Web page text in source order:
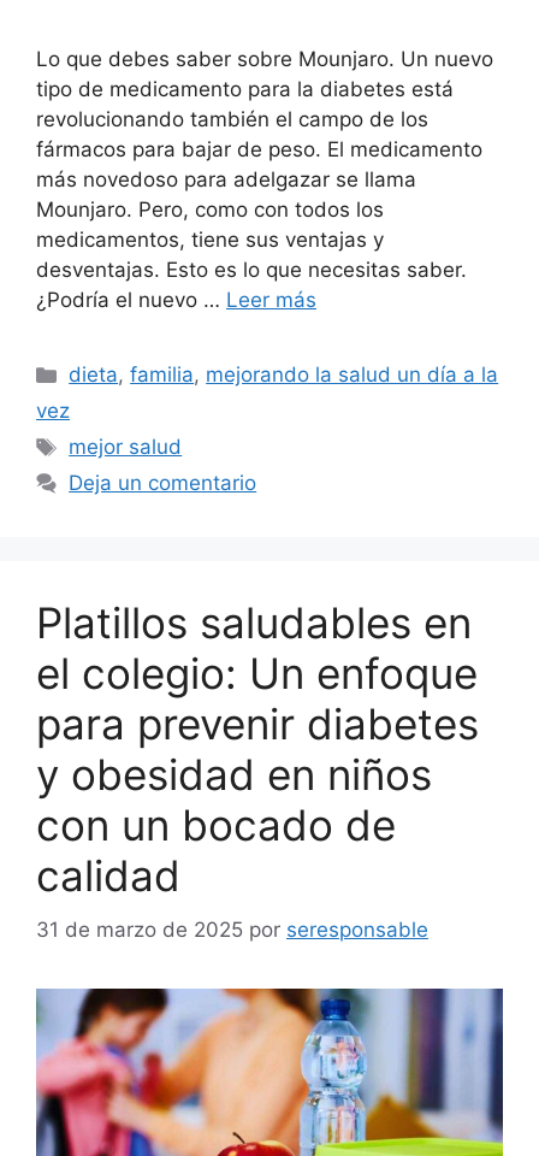
Lo que debes saber sobre Mounjaro. Un nuevo
tipo de medicamento para la diabetes está
revolucionando también el campo de los
fármacos para bajar de peso. El medicamento
más novedoso para adelgazar se llama
Mounjaro. Pero, como con todos los
medicamentos, tiene sus ventajas y
desventajas. Esto es lo que necesitas saber.
¿Podría el nuevo … Leer más
Categorías
dieta,familia, mejorando la salud un día a la
vez
Etiquetas
mejor salud
Deja un comentario
Platillos saludables en
el colegio: Un enfoque
para prevenir diabetes
y obesidad en niños
con un bocado de
calidad
31 de marzo de 2025 por seresponsable